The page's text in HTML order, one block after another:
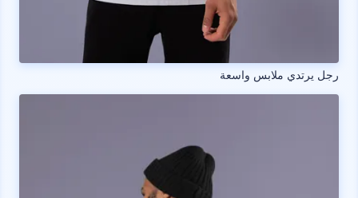
رجل يرتدي ملابس واسعة